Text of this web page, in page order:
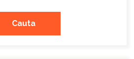
Cauta